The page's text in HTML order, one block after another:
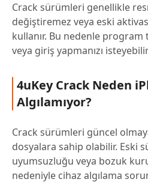
Crack sürümleri genellikle
değiştiremez veya eski
kullanır. Bu nedenle program
veya giriş yapmanızı
4uKey Crack Neden
Algılamıyor?
Crack sürümleri güncel
dosyalara sahip olabilir. Eski
uyumsuzluğu veya bozuk
nedeniyle cihaz algılama